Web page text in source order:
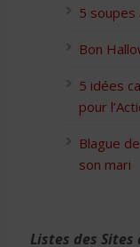
5 soupes
Bon
5 idées
pour
Blague
son mari
Listes des Sites